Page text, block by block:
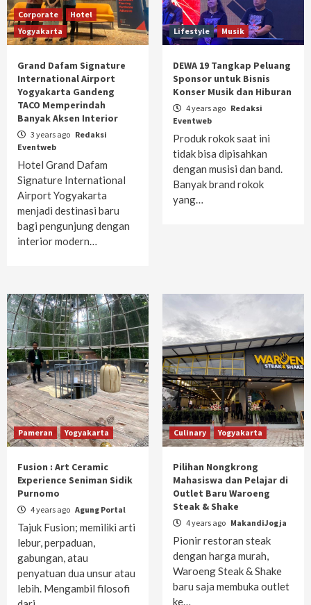
Corporate
Hotel
Yogyakarta
Grand Dafam Signature
International Airport
Yogyakarta Gandeng
TACO Memperindah
Banyak Aksen Interior
3 years ago Redaksi
Eventweb
Hotel Grand Dafam
Signature International
Airport Yogyakarta
menjadi destinasi baru
bagi pengunjung dengan
interior modern…
Lifestyle Musik
DEWA 19 Tangkap Peluang
Sponsor untuk Bisnis
Konser Musik dan Hiburan
4 years ago Redaksi
Eventweb
Produk rokok saat ini
tidak bisa dipisahkan
dengan musisi dan band.
Banyak brand rokok
yang…
Pameran Yogyakarta
Fusion : Art Ceramic
Experience Seniman Sidik
Purnomo
4 years ago Agung Portal
Tajuk Fusion; memiliki arti
lebur, perpaduan,
gabungan, atau
penyatuan dua unsur atau
lebih. Mengambil filosofi
Culinary Yogyakarta
Pilihan Nongkrong
Mahasiswa dan Pelajar di
Outlet Baru Waroeng
Steak & Shake
4 years ago MakandiJogja
Pionir restoran steak
dengan harga murah,
Waroeng Steak & Shake
baru saja membuka outlet
ke…